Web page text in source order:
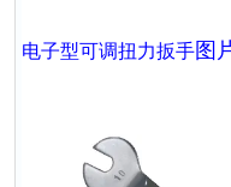
电子型可调扭力扳手图